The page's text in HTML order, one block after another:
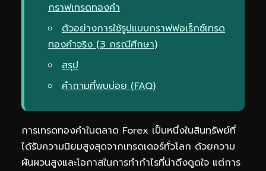
กราฟเทรดทองคำ
ตัวอย่างการใช้รูปแบบกราฟฟอเร็กซ์เทรด
ทองคำจริง (3 กรณีศึกษา)
สรุป
คำถามที่พบบ่อย (FAQ)
การเทรดทองคำในตลาด Forex เป็นหนึ่งในสินทรัพย์ที่
ได้รับความนิยมสูงสุดจากเทรดเดอร์ทั่วโลก ด้วยความ
ผันผวนสูงและโอกาสในการทำกำไรที่น่าดึงดูดใจ แต่การ